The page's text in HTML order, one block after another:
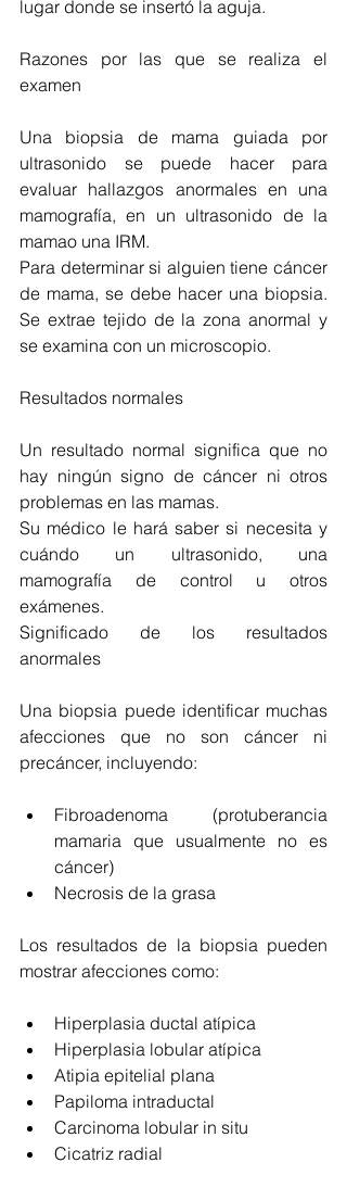
lugar donde se insertó la aguja.
Razones por las que se realiza el
examen
Una biopsia de mama guiada por
ultrasonido se puede hacer para
evaluar hallazgos anormales en una
mamografía, en un ultrasonido de la
mamao una IRM.
Para determinar si alguien tiene cáncer
de mama, se debe hacer una biopsia.
Se extrae tejido de la zona anormal y
se examina con un microscopio.
Resultados normales
Un resultado normal significa que no
hay ningún signo de cáncer ni otros
problemas en las mamas.
Su médico le hará saber si necesita y
cuándo un ultrasonido, una
mamografía de control u otros
exámenes.
Significado de los resultados
anormales
Una biopsia puede identificar muchas
afecciones que no son cáncer ni
precáncer, incluyendo:
Fibroadenoma (protuberancia
mamaria que usualmente no es
cáncer)
Necrosis de la grasa
Los resultados de la biopsia pueden
mostrar afecciones como:
Hiperplasia ductal atípica
Hiperplasia lobular atípica
Atipia epitelial plana
Papiloma intraductal
Carcinoma lobular in situ
Cicatriz radial